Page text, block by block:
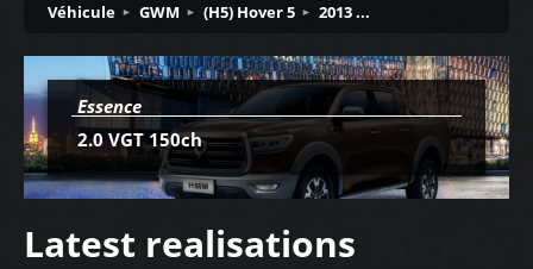
Véhicule GWM (H5) Hover 5 2013 ...
Essence
2.0 VGT 150ch
Latest realisations